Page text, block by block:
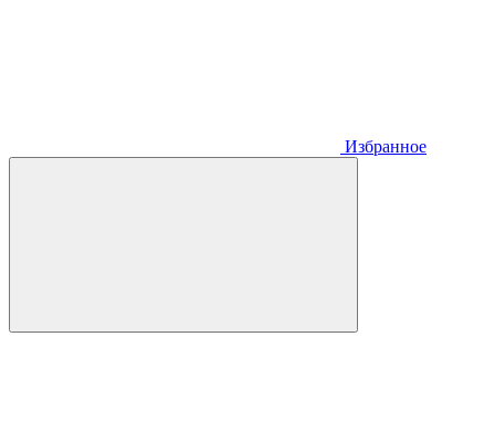
Избранное